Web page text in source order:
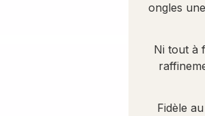
ongles
Ni tout à
Fidèle